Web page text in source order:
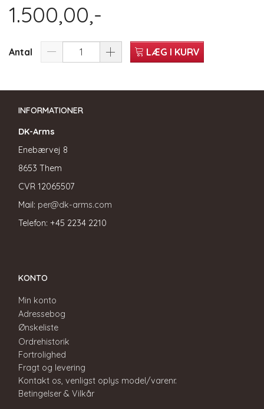
1.500,00,-
Antal LÆG I KURV
INFORMATIONER
DK-Arms
Enebærvej 8
8653 Them
CVR 12065507
Mail: per@dk-arms.com
Telefon: +45 2234 2210
KONTO
Min konto
Adressebog
Ønskeliste
Ordrehistorik
Fortrolighed
Fragt og levering
Kontakt os, venligst oplys model/varenr.
Betingelser & Vilkår